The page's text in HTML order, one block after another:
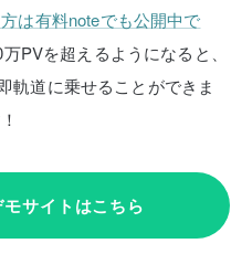
は有料noteでも公開中で
PVを超えるようになると、
軌道に乗せることができま
サイトはこちら